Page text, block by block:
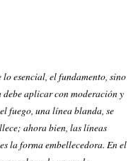
esencial, el fundamento, sino
aplicar con moderación y
fuego, una línea blanda, se
ahora bien, las líneas
la forma embellecedora. En el